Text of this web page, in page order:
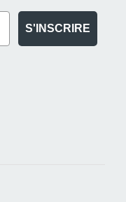
S'INSCRIRE